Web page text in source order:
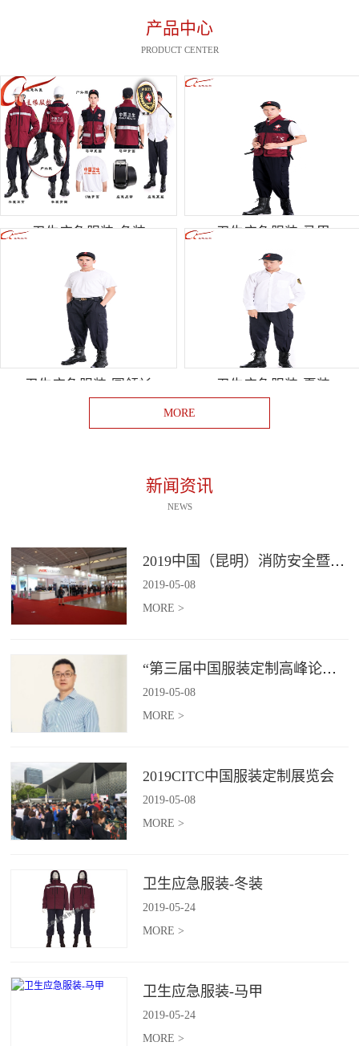
产品中心
PRODUCT CENTER
卫生应急服装-冬装 卫生应急服装-马甲
卫生应急服装-圆领衫 卫生应急服装-夏装
MORE
新闻资讯
NEWS
2019中国（昆明）消防安全暨应急救援装备展览会
2019-05-08
MORE >
“第三届中国服装定制高峰论坛”即将启幕​！
2019-05-08
MORE >
2019CITC中国服装定制展览会
2019-05-08
MORE >
卫生应急服装-冬装
2019-05-24
MORE >
卫生应急服装-马甲
2019-05-24
MORE >